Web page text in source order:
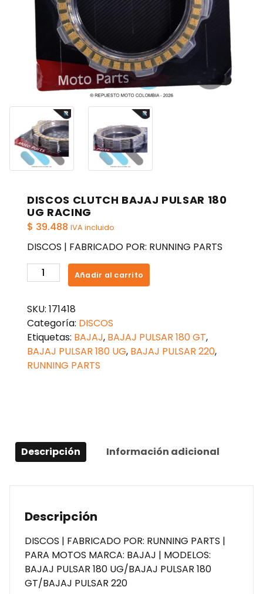
DISCOS CLUTCH BAJAJ PULSAR 180
UG RACING
$ 39.488 IVA incluido
DISCOS | FABRICADO POR: RUNNING PARTS
DISCOS
CLUTCH
PULSAR
180
UG
RACING
cantidad
Añadir al carrito
SKU: 171418
Categoría: DISCOS
Etiquetas: BAJAJ, BAJAJ PULSAR 180 GT,
BAJAJ PULSAR 180 UG, BAJAJ PULSAR 220,
RUNNING PARTS
Descripción Información adicional
Descripción
DISCOS | FABRICADO POR: RUNNING PARTS |
PARA MOTOS MARCA: BAJAJ | MODELOS:
BAJAJ PULSAR 180 UG/BAJAJ PULSAR 180
GT/BAJAJ PULSAR 220